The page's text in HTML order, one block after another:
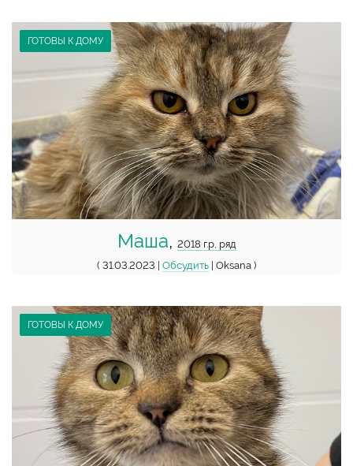
ГОТОВЫ К ДОМУ
Маша, 2018 г.р, ряд
( 31.03.2023 | Обсудить | Oksana )
ГОТОВЫ К ДОМУ